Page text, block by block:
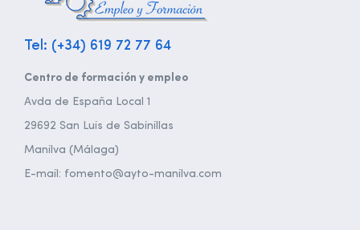
Tel: (+34) 619 72 77 64
Centro de formación y empleo
Avda de España Local 1
29692 San Luis de Sabinillas
Manilva (Málaga)
E-mail: fomento@ayto-manilva.com